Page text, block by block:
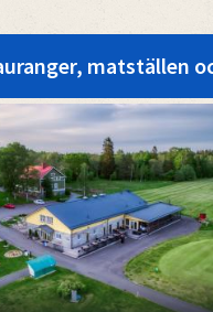
matställen